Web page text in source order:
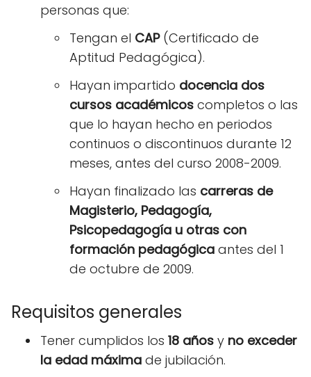
personas que:
Tengan el CAP(Certificado de
Aptitud Pedagógica).
Hayan impartido docencia dos
cursos académicos completos o las
que lo hayan hecho en periodos
continuos o discontinuos durante 12
meses, antes del curso 2008-2009.
Hayan finalizado las carreras de
Magisterio, Pedagogía,
Psicopedagogía u otras con
formación pedagógica antes del 1
de octubre de 2009.
Requisitos generales
Tener cumplidos los 18 años y no exceder
la edad máxima de jubilación.